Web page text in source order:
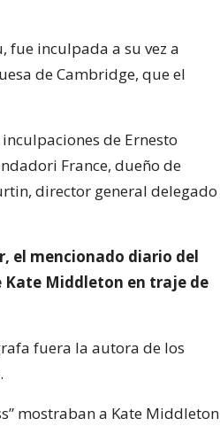
fue inculpada a su vez a
de Cambridge, que el
de Ernesto
France, dueño de
director general delegado
el mencionado diario del
Kate Middleton en traje de
fuera la autora de los
mostraban a Kate Middleton